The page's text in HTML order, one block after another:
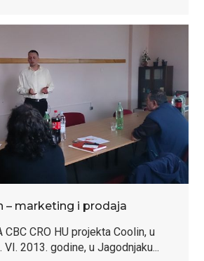
– marketing i prodaja
CRO HU projekta Coolin, u
VI. 2013. godine, u Jagodnjaku...